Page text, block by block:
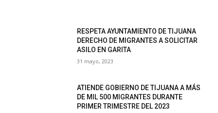
RESPETA AYUNTAMIENTO DE TIJUANA
DERECHO DE MIGRANTES A SOLICITAR
ASILO EN GARITA
31 mayo, 2023
ATIENDE GOBIERNO DE TIJUANA A MÁS
DE MIL 500 MIGRANTES DURANTE
PRIMER TRIMESTRE DEL 2023